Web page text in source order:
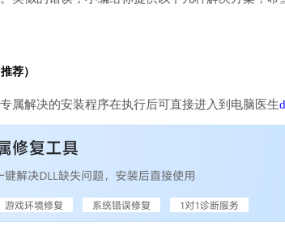
荐）
属解决的安装程序在执行后可直接进入到电脑医生